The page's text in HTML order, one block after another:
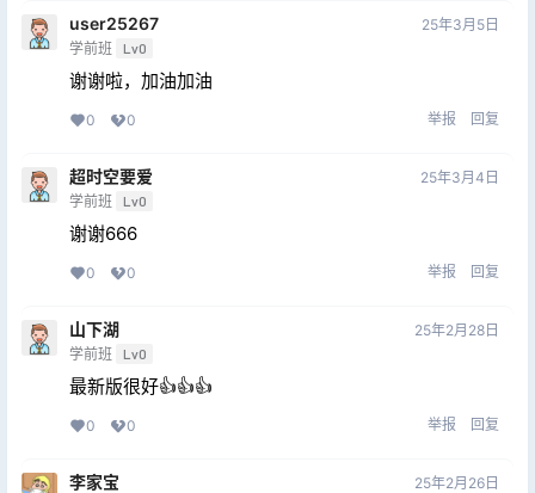
user25267
学前班 Lv0
25年3月5日
谢谢啦，加油加油
0 0 举报 回复
超时空要爱
学前班 Lv0
25年3月4日
谢谢666
0 0 举报 回复
山下湖
学前班 Lv0
25年2月28日
最新版很好👍👍👍
0 0 举报 回复
李家宝 25年2月26日